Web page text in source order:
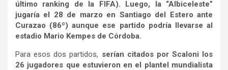
último ranking de la FIFA). Luego, la “Albiceleste”
jugaría el 28 de marzo en Santiago del Estero ante
Curazao (86º) aunque ese partido podría llevarse al
estadio Mario Kempes de Córdoba.
Para esos dos partidos, serían citados por Scaloni los
26 jugadores que estuvieron en el plantel mundialista